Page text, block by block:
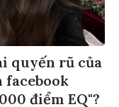
quyến rũ của
facebook
điểm EQ"?